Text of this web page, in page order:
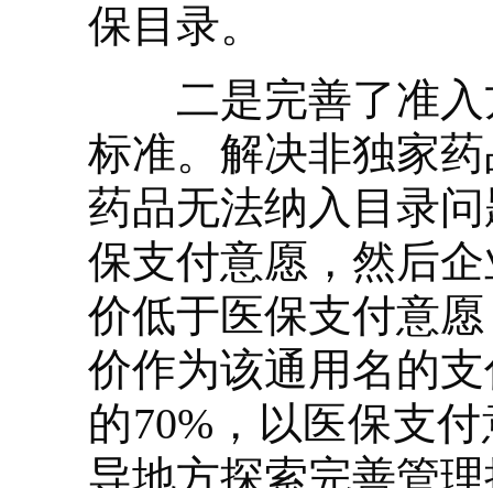
保目录。
二是完善了准入
标准。解决非独家
药品无法纳入目录
保支付意愿，然后
价低于医保支付意
价作为该通用名的
的70%，以医保支
导地方探索完善管